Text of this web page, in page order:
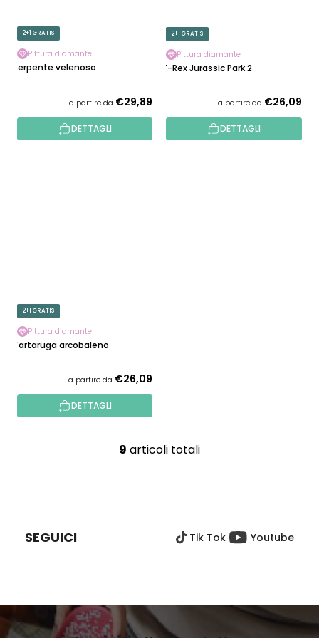
2+1 GRATIS
Pittura diamante
Serpente velenoso
a partire da €29,89
DETTAGLI
2+1 GRATIS
Pittura diamante
T-Rex Jurassic Park 2
a partire da €26,09
DETTAGLI
2+1 GRATIS
Pittura diamante
Tartaruga arcobaleno
a partire da €26,09
DETTAGLI
C
l
9 articoli totali
G
SEGUICI Tik Tok Youtube